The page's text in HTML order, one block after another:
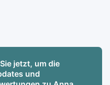
jetzt, um die
und